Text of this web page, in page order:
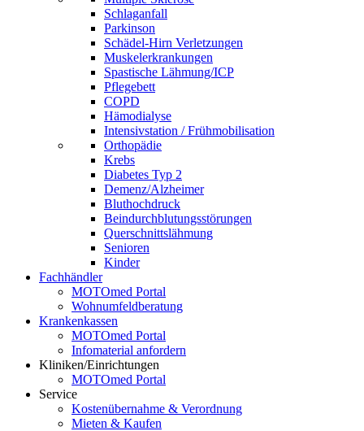
Schlaganfall
Parkinson
Schädel-Hirn Verletzungen
Muskelerkrankungen
Spastische Lähmung/ICP
Pflegebett
COPD
Hämodialyse
Intensivstation / Frühmobilisation
Orthopädie
Krebs
Diabetes Typ 2
Demenz/Alzheimer
Bluthochdruck
Beindurchblutungsstörungen
Querschnittslähmung
Senioren
Kinder
Fachhändler
MOTOmed Portal
Wohnumfeldberatung
Krankenkassen
MOTOmed Portal
Infomaterial anfordern
Kliniken/Einrichtungen
MOTOmed Portal
Service
Kostenübernahme & Verordnung
Mieten & Kaufen